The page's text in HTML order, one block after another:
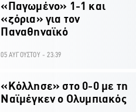
«Παγωμένο» 1-1 και
«ζόρια» για τον
Παναθηναϊκό
05 ΑΥΓΟΥΣΤΟΥ - 23:39
«Κόλλησε» στο 0-0 με τη
Ναϊμέγκεν ο Ολυμπιακός